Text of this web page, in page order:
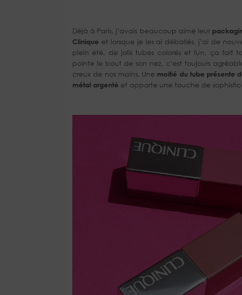
Déjà à Paris, j’avais beaucoup aimé leur
Clinique et lorsque je les ai déballés, j’ai de
plein été, de jolis tubes colorés et fun, ça fait
pointe le bout de son nez, c’est toujours
creux de nos mains. Une moitié du tube présente
métal argenté et apporte une touche de